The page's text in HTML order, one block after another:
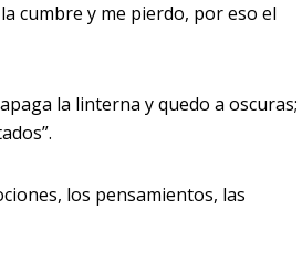
cumbre y me pierdo, por eso el
la linterna y quedo a oscuras;
los pensamientos, las